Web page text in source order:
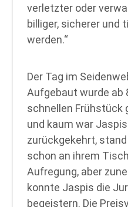
verletzter oder
billiger, sicherer und
werden.“
Der Tag im
Aufgebaut wurde ab
schnellen Frühstück
und kaum war
zurückgekehrt,
schon an ihrem
Aufregung, aber
konnte Jaspis die
begeistern. Die